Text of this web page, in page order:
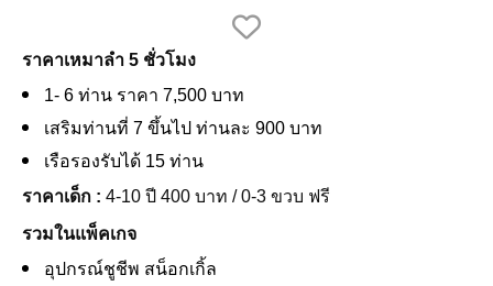
ราคาเหมาลำ 5 ชั่วโมง
1- 6 ท่าน ราคา 7,500 บาท
เสริมท่านที่ 7 ขึ้นไป ท่านละ 900 บาท
เรือรองรับได้ 15 ท่าน
ราคาเด็ก : 4-10 ปี 400 บาท / 0-3 ขวบ ฟรี
รวมในแพ็คเกจ
อุปกรณ์ชูชีพ สน็อกเกิ้ล